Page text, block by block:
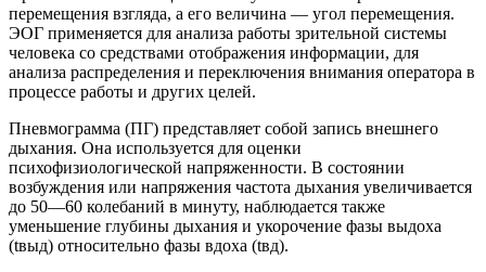
перемещения взгляда, а его величина — угол перемещения.
ЭОГ применяется для анализа работы зрительной системы
человека со средствами отображения информации, для
анализа распределения и переключения внимания оператора в
процессе работы и других целей.
Пневмограмма (ПГ) представляет собой запись внешнего
дыхания. Она используется для оценки
психофизиологической напряженности. В состоянии
возбуждения или напряжения частота дыхания увеличивается
до 50—60 колебаний в минуту, наблюдается также
уменьшение глубины дыхания и укорочение фазы выдоха
(tвыд) относительно фазы вдоха (tвд).